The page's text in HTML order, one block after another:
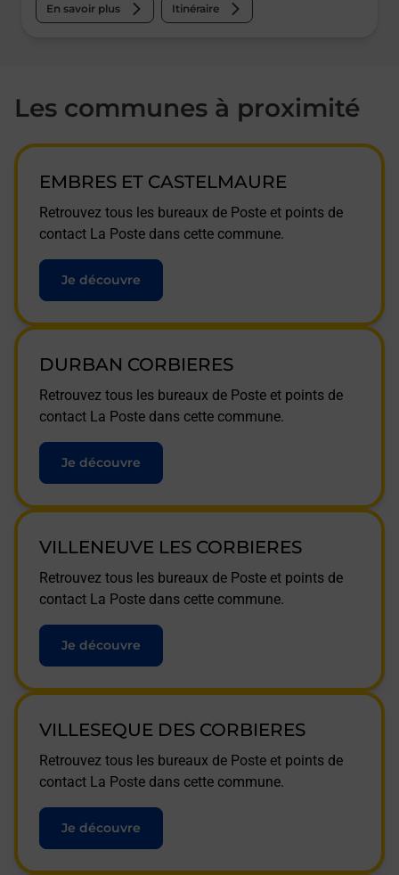
En savoir plus Itinéraire
Les communes à proximité
EMBRES ET CASTELMAURE
Retrouvez tous les bureaux de Poste et points de
contact La Poste dans cette commune.
Je découvre
DURBAN CORBIERES
Retrouvez tous les bureaux de Poste et points de
contact La Poste dans cette commune.
Je découvre
VILLENEUVE LES CORBIERES
Retrouvez tous les bureaux de Poste et points de
contact La Poste dans cette commune.
Je découvre
VILLESEQUE DES CORBIERES
Retrouvez tous les bureaux de Poste et points de
contact La Poste dans cette commune.
Je découvre